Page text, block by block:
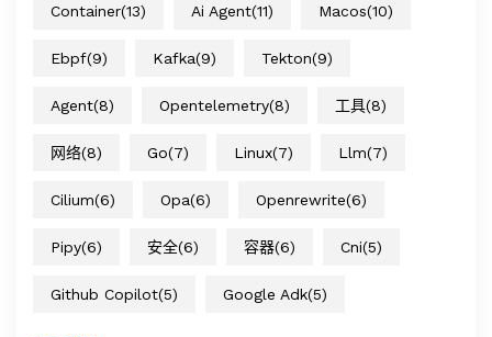
Container(13) Ai Agent(11) Macos(10)
Ebpf(9) Kafka(9) Tekton(9)
Agent(8) Opentelemetry(8) 工具(8)
网络(8) Go(7) Linux(7) Llm(7)
Cilium(6) Opa(6) Openrewrite(6)
Pipy(6) 安全(6) 容器(6) Cni(5)
Github Copilot(5) Google Adk(5)